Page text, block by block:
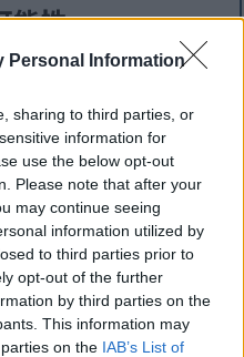
Personal Information
sharing to third parties, or
information for
use the below opt-out
Please note that after your
may continue seeing
information utilized by
to third parties prior to
opt-out of the further
by third parties on the
This information may
on the IAB’s List of
能性
トシアニンなどの抗酸
脳の機能を高めます。
と、ニューロンのコミ
精神に良い影響を与え
える効果もあります。
を防ぐのに役立ちま
ックベリーを加えるこ
性があります。